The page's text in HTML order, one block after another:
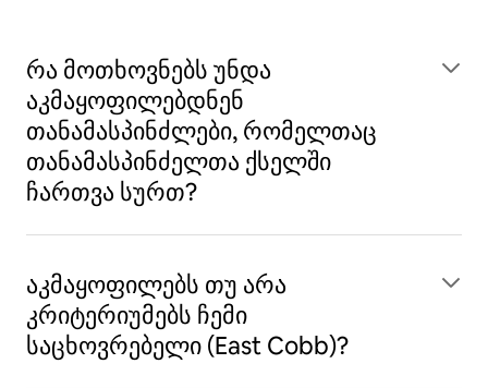
რა მოთხოვნებს უნდა
აკმაყოფილებდნენ
თანამასპინძლები, რომელთაც
თანამასპინძელთა ქსელში
ჩართვა სურთ?
აკმაყოფილებს თუ არა
კრიტერიუმებს ჩემი
საცხოვრებელი (East Cobb)?